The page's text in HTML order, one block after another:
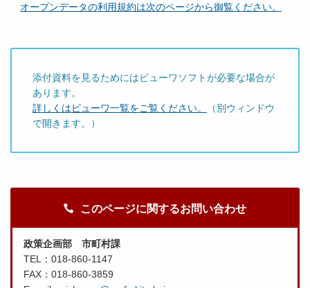
オープンデータの利用規約は次のページから御覧ください。
添付資料を見るためにはビューワソフトが必要な場合が
あります。
詳しくはビューワ一覧をご覧ください。
（別ウィンドウ
で開きます。）
このページに関するお問い合わせ
政策企画部 市町村課
TEL：018-860-1147
FAX：018-860-3859